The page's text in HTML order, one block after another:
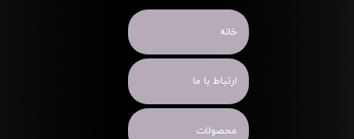
خانه
ارتباط با ما
محصولات